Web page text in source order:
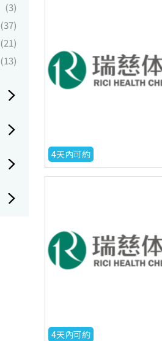
(3)
(37)
(21)
(13)
4天內可約
4天內可約